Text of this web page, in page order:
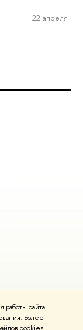
сайта
Более
22 апреля